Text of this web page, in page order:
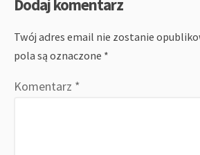
Dodaj komentarz
Twój adres email nie zostanie
pola są oznaczone *
Komentarz *